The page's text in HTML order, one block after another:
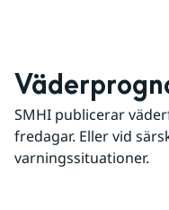
SMHI publicerar
fredagar. Eller vid
varningssituationer.